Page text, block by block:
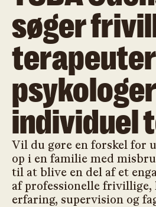
søger
individuel
Vil du gøre en forskel for
op i en familie med
til at blive en del af et
af professionelle frivillige,
erfaring, supervision og